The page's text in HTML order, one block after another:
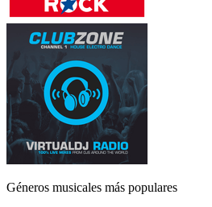
Géneros musicales más populares